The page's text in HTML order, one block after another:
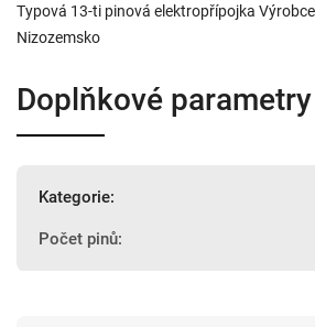
Typová 13-ti pinová elektropřípojka
Nizozemsko
Doplňkové parametry
Kategorie:
Počet pinů: